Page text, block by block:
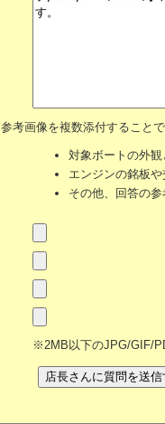
参考画像を複数添付すること
対象ボートの外
エンジンの銘板
その他、回答の
※2MB以下のJPG/GIF/